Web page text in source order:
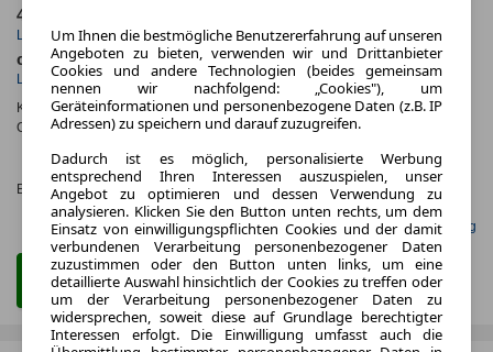
48 Monate
Laufzeit Kilometerstand
ca. 294 kW (399 PS)
Leistung
Benzin
Kraftstoff
Kraftstoffverbr.¹: ca. 9,0 l/100km(komb.)
CO
-Emissionen*:ca. 212 g/km (komb.)
Effizienzklasse:
CO₂-
KLASSE
G (KOMB.)
Gefunden auf Null Leasing
Zum Leasing Angebot
Um Ihnen die bestmögliche Benutzererfahrung auf unseren
Angeboten zu bieten, verwenden wir und Drittanbieter
Cookies und andere Technologien (beides gemeinsam
nennen wir nachfolgend: „Cookies"), um
Geräteinformationen und personenbezogene Daten (z.B. IP
Adressen) zu speichern und darauf zuzugreifen.
Dadurch ist es möglich, personalisierte Werbung
entsprechend Ihren Interessen auszuspielen, unser
Angebot zu optimieren und dessen Verwendung zu
analysieren. Klicken Sie den Button unten rechts, um dem
Einsatz von einwilligungspflichten Cookies und der damit
verbundenen Verarbeitung personenbezogener Daten
zuzustimmen oder den Button unten links, um eine
detaillierte Auswahl hinsichtlich der Cookies zu treffen oder
um der Verarbeitung personenbezogener Daten zu
widersprechen, soweit diese auf Grundlage berechtigter
Interessen erfolgt. Die Einwilligung umfasst auch die